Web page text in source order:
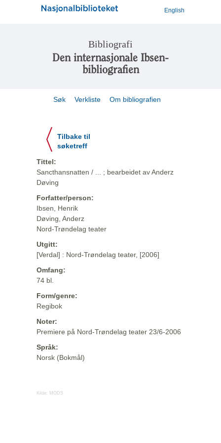
English
Bibliografi
Den internasjonale Ibsen-
bibliografien
Søk Verkliste Om bibliografien
Tilbake til
søketreff
Tittel:
Sancthansnatten / ... ; bearbeidet av Anderz
Døving
Forfatter/person:
Ibsen, Henrik
Døving, Anderz
Nord-Trøndelag teater
Utgitt:
[Verdal] : Nord-Trøndelag teater, [2006]
Omfang:
74 bl.
Form/genre:
Regibok
Noter:
Premiere på Nord-Trøndelag teater 23/6-2006
Språk:
Norsk (Bokmål)
Kilde: MODS